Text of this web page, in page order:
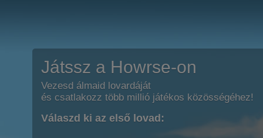
Játssz a Howrse-on
Vezesd álmaid lovardáját
és csatlakozz több millió játékos közösségéhez!
Válaszd ki az első lovad: